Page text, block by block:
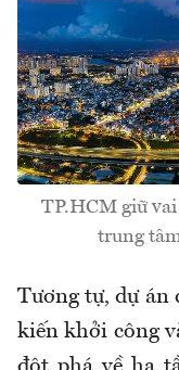
TP.HCM giữ
trung
Tương tự, dự án
kiến khởi công